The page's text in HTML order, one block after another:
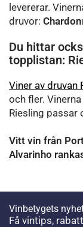
levererar.
druvor:
Du hittar
topplistan:
Viner av druvan
och fler.
Riesling passar
Vitt vin från
Alvarinho
Vinbetygets
Få vintips,